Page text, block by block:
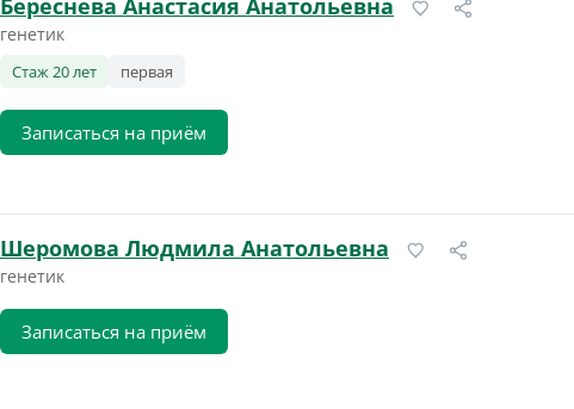
Береснева Анастасия Анатольевна
генетик
Стаж 20 лет первая
Записаться на приём
Шеромова Людмила Анатольевна
генетик
Записаться на приём